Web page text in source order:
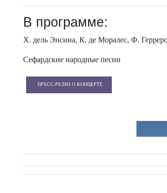
В программе:
Х. дель Энсина, К. де Моралес, Ф.
Сефардские народные песни
ПРЕСС-РЕЛИЗ О КОНЦЕРТЕ